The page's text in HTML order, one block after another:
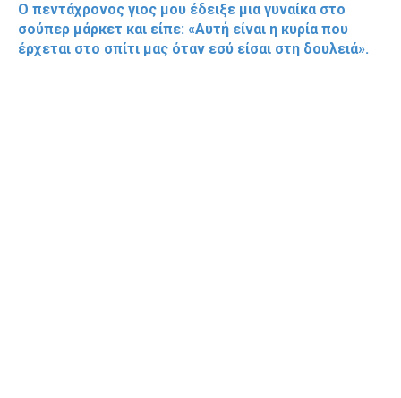
Ο πεντάχρονος γιος μου έδειξε μια γυναίκα στο
σούπερ μάρκετ και είπε: «Αυτή είναι η κυρία που
έρχεται στο σπίτι μας όταν εσύ είσαι στη δουλειά».